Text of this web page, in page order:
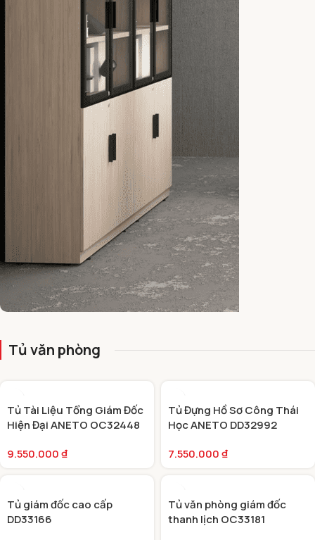
TỦ VĂN PHÒNG
Tủ văn phòng
Tủ Tài Liệu Tổng Giám Đốc
Hiện Đại ANETO OC32448
9.550.000₫
Tủ Đựng Hồ Sơ Công Thái
Học ANETO DD32992
7.550.000₫
Tủ giám đốc cao cấp
DD33166
Tủ văn phòng giám đốc
thanh lịch OC33181